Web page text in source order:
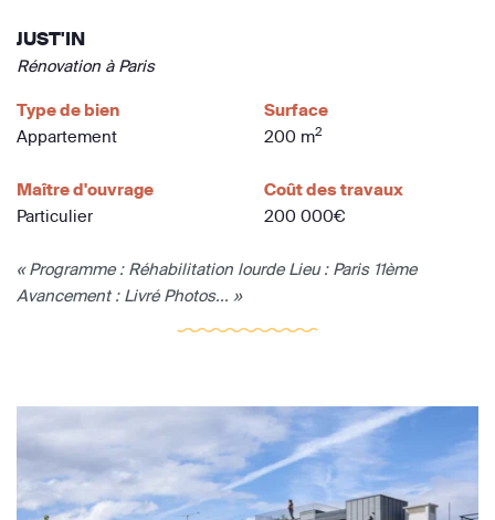
JUST'IN
Rénovation à Paris
Type de bien
Appartement
Surface
200 m2
Maître d'ouvrage
Particulier
Coût des travaux
200 000€
« Programme : Réhabilitation lourde Lieu : Paris 11ème
Avancement : Livré Photos... »